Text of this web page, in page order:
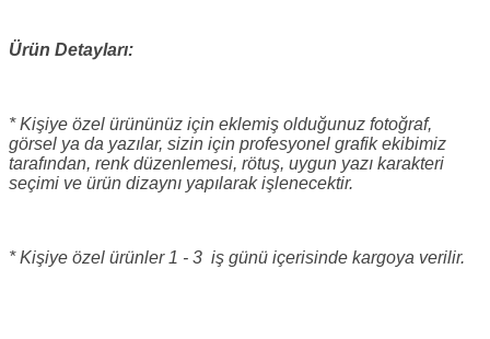
Ürün Detayları:
* Kişiye özel ürününüz için eklemiş olduğunuz fotoğraf,
görsel ya da yazılar, sizin için profesyonel grafik ekibimiz
tarafından, renk düzenlemesi, rötuş, uygun yazı karakteri
seçimi ve ürün dizaynı yapılarak işlenecektir.
* Kişiye özel ürünler 1 - 3 iş günü içerisinde kargoya verilir.